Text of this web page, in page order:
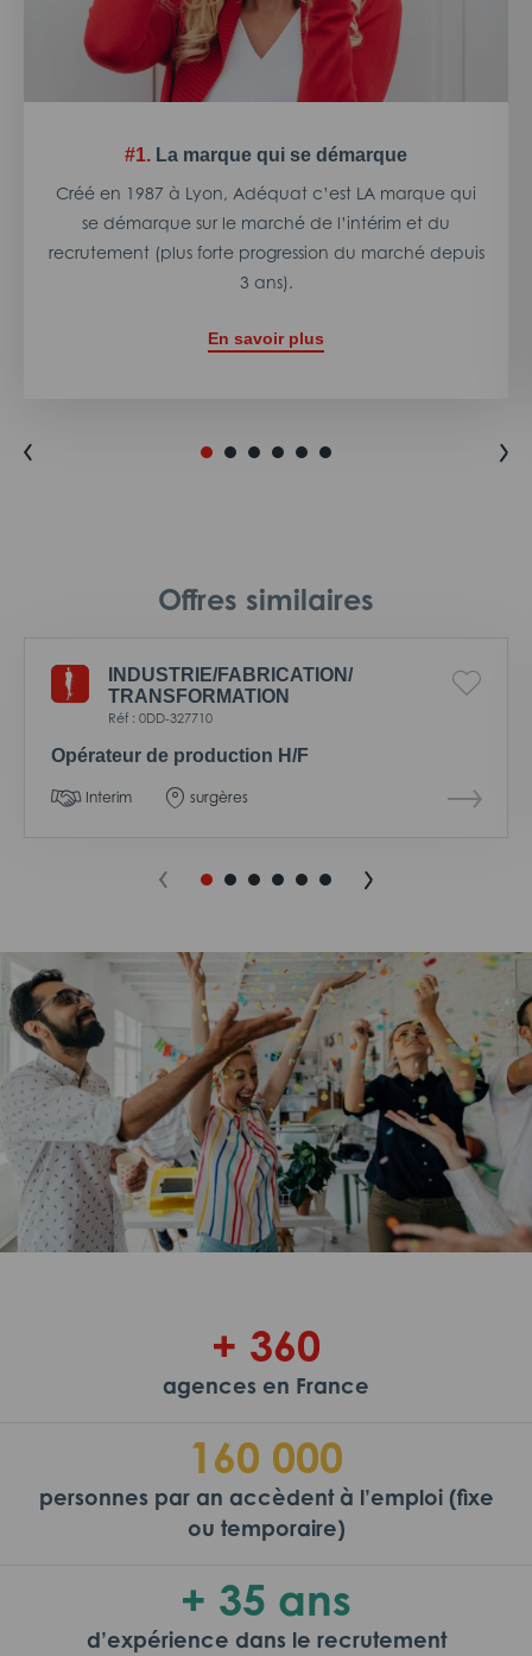
#1. La marque qui se démarque
Créé en 1987 à Lyon, Adéquat c’est LA marque qui
se démarque sur le marché de l’intérim et du
recrutement (plus forte progression du marché depuis
3 ans).
En savoir plus
Offres similaires
INDUSTRIE/FABRICATION/
TRANSFORMATION
Réf : 0DD-327710
Opérateur de production H/F
Interim surgères
+ 360
agences en France
160 000
personnes par an accèdent à l’emploi (fixe
ou temporaire)
+ 35 ans
d’expérience dans le recrutement